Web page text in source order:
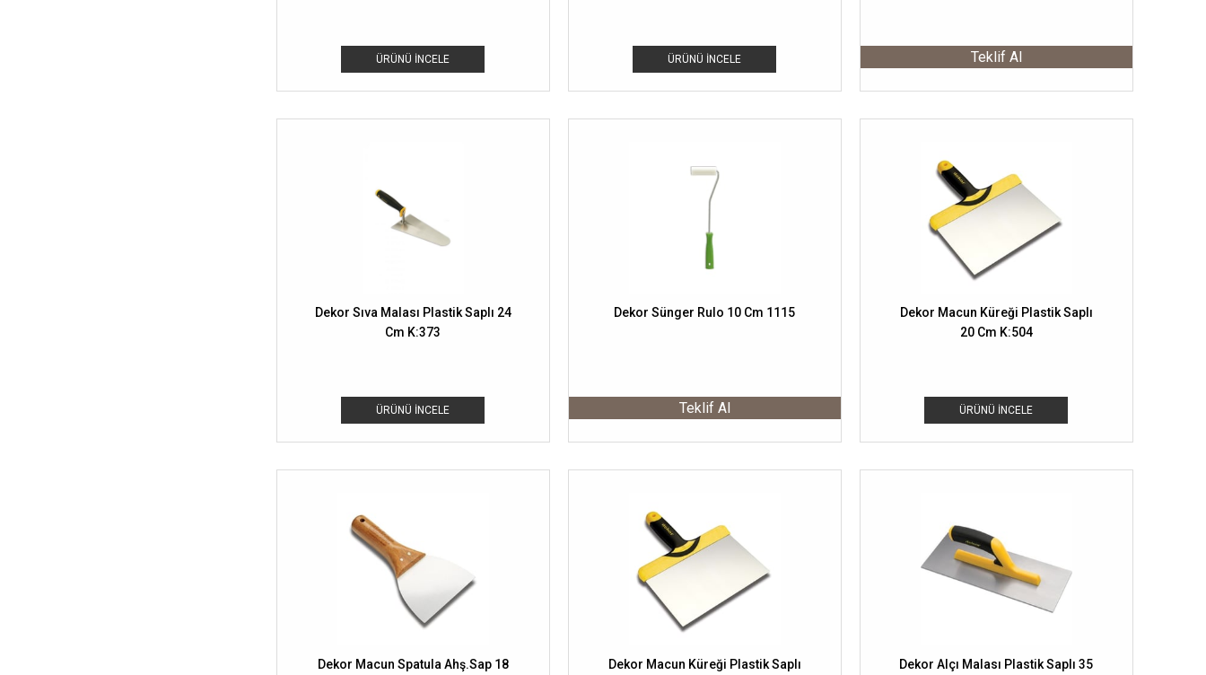
ÜRÜNÜ İNCELE ÜRÜNÜ İNCELE Teklif Al
ÜRÜNÜ İNCELE
Dekor Sıva Malası Plastik Saplı 24
Cm K:373
Dekor Sünger Rulo 10 Cm 1115
Teklif Al ÜRÜNÜ İNCELE
Dekor Macun Küreği Plastik Saplı
20 Cm K:504
Dekor Macun Spatula Ahş.Sap 18
Dekor Macun Küreği Plastik Saplı
Dekor Alçı Malası Plastik Saplı 35